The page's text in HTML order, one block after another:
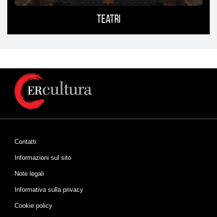
Teatri
Contatti
Informazioni sul sito
Note legali
Informativa sulla privacy
Cookie policy